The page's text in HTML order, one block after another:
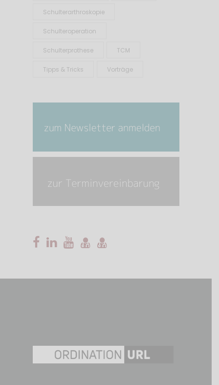
Schulterarthroskopie
Schulteroperation
Schulterprothese TCM
Tipps & Tricks Vorträge